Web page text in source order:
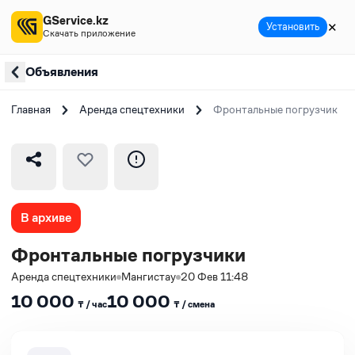
Объявления
Главная Аренда спецтехники Фронтальные погрузчики
В архиве
Фронтальные погрузчики
Аренда спецтехники Мангистау 20 Фев 11:48
10 000 ₸ / час10 000 ₸ / сменa
GService.kz
Скачать приложение Установить ✕